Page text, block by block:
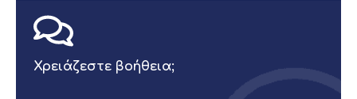
Χρειάζεστε βοήθεια;